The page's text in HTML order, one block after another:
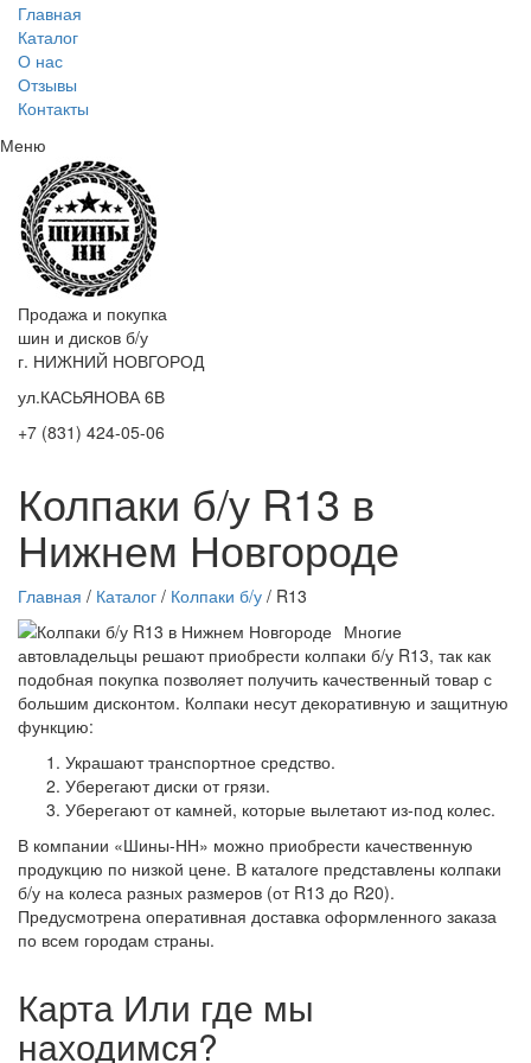
Главная
Каталог
О нас
Отзывы
Контакты
Меню
Продажа и покупка
шин и дисков б/у
г. НИЖНИЙ НОВГОРОД
ул.КАСЬЯНОВА 6В
+7 (831) 424-05-06
Колпаки б/у R13 в
Нижнем Новгороде
Главная / Каталог / Колпаки б/у / R13
Многие
автовладельцы решают приобрести колпаки б/у R13, так как
подобная покупка позволяет получить качественный товар с
большим дисконтом. Колпаки несут декоративную и защитную
функцию:
Украшают транспортное средство.
Уберегают диски от грязи.
Уберегают от камней, которые вылетают из-под колес.
В компании «Шины-НН» можно приобрести качественную
продукцию по низкой цене. В каталоге представлены колпаки
б/у на колеса разных размеров (от R13 до R20).
Предусмотрена оперативная доставка оформленного заказа
по всем городам страны.
Карта Или где мы
находимся?